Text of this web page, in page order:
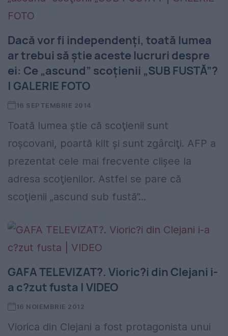
Dacă vor fi independenţi, toată lumea
ar trebui să ştie aceste lucruri despre
ei: Ce „ascund” scoţienii „SUB FUSTĂ”?
| GALERIE FOTO
16 SEPTEMBRIE 2014
Toată lumea ştie că scoţienii sunt
roşcovani, poartă kilt şi sunt zgârciţi. AFP a
prezentat cele mai frecvente clişee la
adresa scoţienilor. Astfel se pare că
scoţienii „ascund sub fustă”...
GAFA TELEVIZAT?. Vioric?i din Clejani i-
a c?zut fusta | VIDEO
16 NOIEMBRIE 2012
Viorica din Clejani a fost protagonista unui